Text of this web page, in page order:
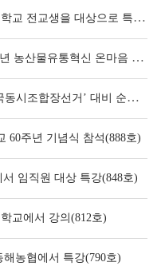
원철희 이사장, 3일 농협대학교 전교생을 대상으로 특강(938호)
원철희 이사장, 13일 ‘2023년 농산물유통혁신 온마음 결의대회’에서 특강(923호)
원철희 이사장, ‘제3회 전국동시조합장선거’ 대비 순회 컨설팅 교육에서 특강(892호)
60주년 기념식 참석(888호)
임직원 대상 특강(848호)
교에서 강의(812호)
농협에서 특강(790호)